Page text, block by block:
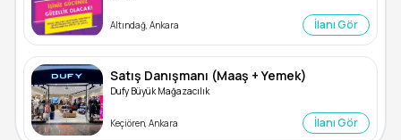
Altındağ, Ankara İlanı Gör
Satış Danışmanı (Maaş + Yemek)
Dufy Büyük Mağazacılık
Keçiören, Ankara İlanı Gör